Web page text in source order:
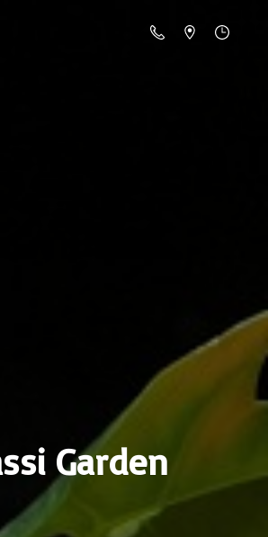
Garden